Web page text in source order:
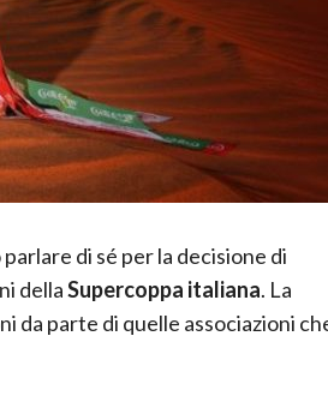
di sé per la decisione di
dellaSupercoppa italiana. La
da parte di quelle associazioni